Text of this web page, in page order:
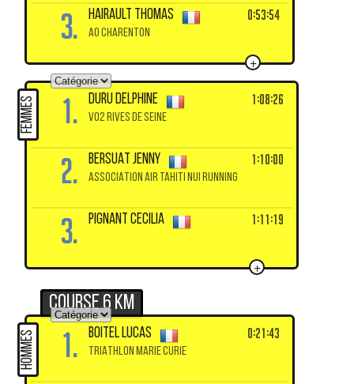
3. HAIRAULT Thomas
AO CHARENTON
0:53:54
+
FEMMES 1. DURU Delphine
VO2 RIVES DE SEINE
1:08:26
2. BERSUAT Jenny
ASSOCIATION AIR TAHITI NUI RUNNING
1:10:00
3. PIGNANT Cecilia 1:11:19
+
Course 6 km
HOMMES 1. BOITEL Lucas
TRIATHLON MARIE CURIE
0:21:43